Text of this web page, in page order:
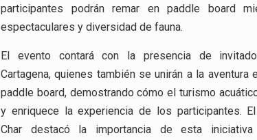
participantes podrán remar en paddle board
espectaculares y diversidad de fauna.
El evento contará con la presencia de
Cartagena, quienes también se unirán a la aventura
paddle board, demostrando cómo el turismo
y enriquece la experiencia de los participantes.
Char destacó la importancia de esta